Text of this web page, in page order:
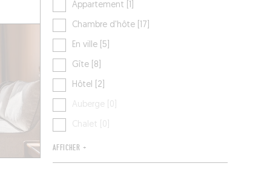
Appartement [1]
Chambre d'hôte [17]
En ville [5]
Gîte [8]
Hôtel [2]
Auberge [0]
Chalet [0]
AFFICHER +